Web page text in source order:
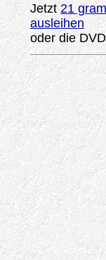
Jetzt 21
ausleihen
oder die DVD